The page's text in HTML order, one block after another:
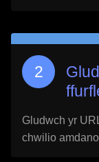
Gludwch yr
chwilio